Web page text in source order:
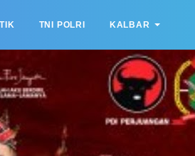
TNI POLRI KALBAR